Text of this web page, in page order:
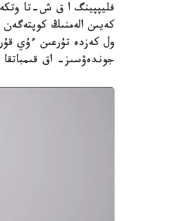
ول كەزدە تۇرعىن ءۇي
جوندەۋسىز- اق